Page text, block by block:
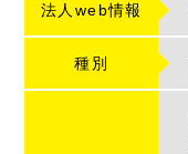
法人web情報
種別